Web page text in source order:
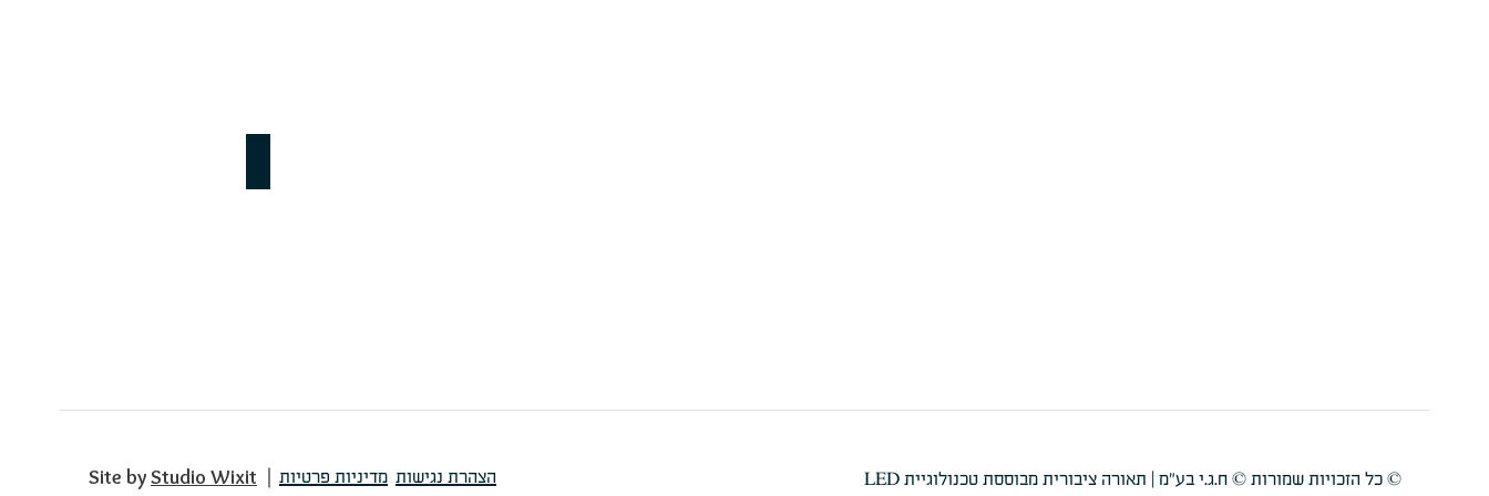
Site byStudio Wixit מדיניות פרטיות הצהרת נגישות © כל הזכויות שמורות © ח.ג.י בע"מ | תאורה ציבורית מבוססת טכנולוגיית LED